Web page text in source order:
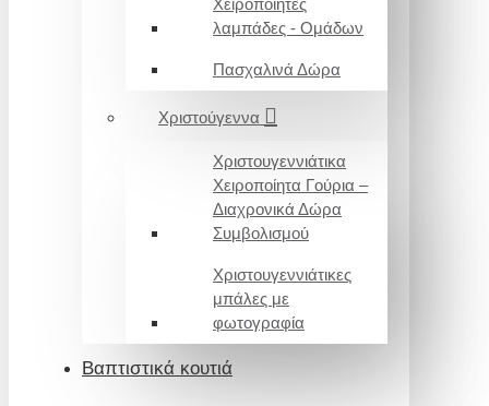
Χειροποίητες
λαμπάδες - Ομάδων
Πασχαλινά Δώρα
Χριστούγεννα
Χριστουγεννιάτικα
Χειροποίητα Γούρια –
Διαχρονικά Δώρα
Συμβολισμού
Χριστουγεννιάτικες
μπάλες με
φωτογραφία
Βαπτιστικά κουτιά